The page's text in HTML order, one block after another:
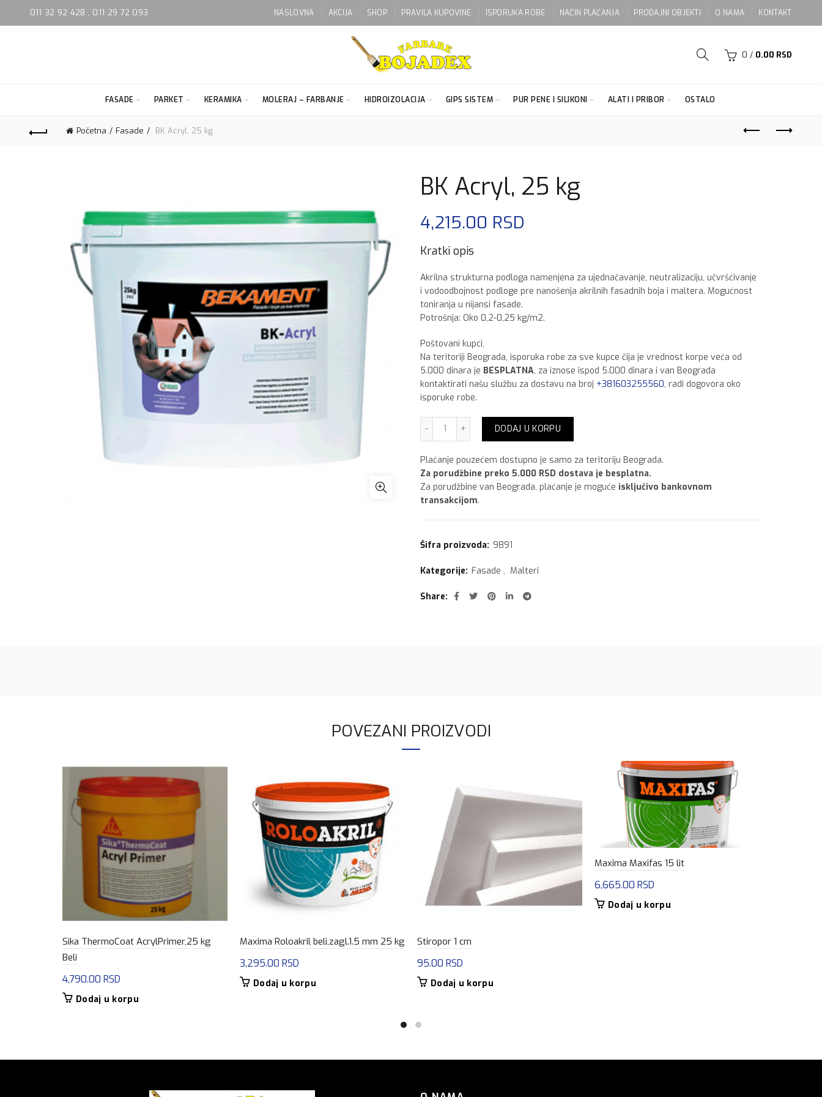
011 32 92 428 , 011 29 72 093 NASLOVNA AKCIJA SHOP PRAVILA KUPOVINE ISPORUKA ROBE NAČIN PLAĆANJA PRODAJNI OBJEKTI O NAMA KONTAKT
0 / 0.00 RSD
FASADE PARKET KERAMIKA MOLERAJ – FARBANJE HIDROIZOLACIJA GIPS SISTEM PUR PENE I SILIKONI ALATI I PRIBOR OSTALO
Početna Fasade BK Acryl, 25 kg
BK Acryl, 25 kg
4,215.00 RSD
Kratki opis
Akrilna strukturna podloga namenjena za ujednačavanje, neutralizaciju, učvršćivanje
i vodoodbojnost podloge pre nanošenja akrilnih fasadnih boja i maltera. Mogućnost
toniranja u nijansi fasade.
Potrošnja: Oko 0,2-0,25 kg/m2.
Poštovani kupci,
Na teritoriji Beograda, isporuka robe za sve kupce čija je vrednost korpe veća od
5.000 dinara je BESPLATNA, za iznose ispod 5.000 dinara i van Beograda
kontaktirati našu službu za dostavu na broj +381603255560, radi dogovora oko
isporuke robe.
BK Acryl, 25 kg količina
DODAJ U KORPU
Plaćanje pouzećem dostupno je samo za teritoriju Beograda.
Za porudžbine preko 5.000 RSD dostava je besplatna.
Za porudžbine van Beograda, plaćanje je moguće isključivo bankovnom
transakcijom.
Šifra proizvoda: 9891
Kategorije: Fasade , Malteri
Share
POVEZANI PROIZVODI
Sika ThermoCoat AcrylPrimer,25 kg
Beli
4,790.00 RSD
Dodaj u korpu
Maxima Roloakril beli,zagl.1.5 mm 25 kg
3,295.00 RSD
Dodaj u korpu
Stiropor 1 cm
95.00 RSD
Dodaj u korpu
Maxima Maxifas 15 lit
6,665.00 RSD
Dodaj u korpu